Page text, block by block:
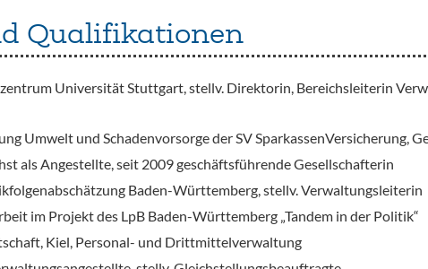
Qualifikationen
Universität Stuttgart, stellv. Direktorin, Bereichsleiterin
Umwelt und Schadenvorsorge der SV SparkassenVersicherung,
als Angestellte, seit 2009 geschäftsführende Gesellschafterin
Baden-Württemberg, stellv. Verwaltungsleiterin
im Projekt des LpB Baden-Württemberg „Tandem in der Politik“
Kiel, Personal- und Drittmittelverwaltung